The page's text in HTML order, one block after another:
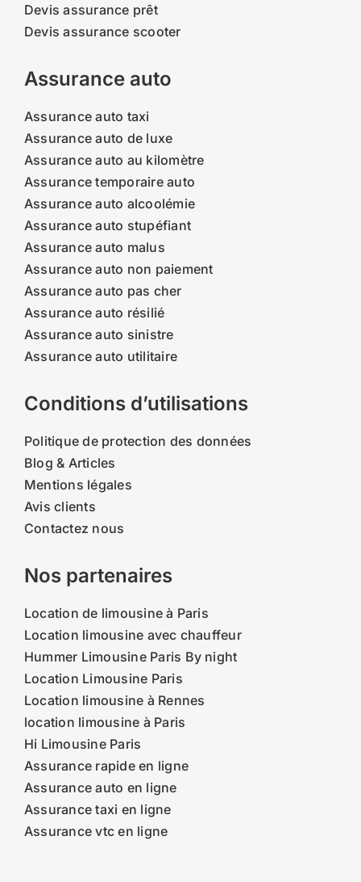
Devis assurance prêt
Devis assurance scooter
Assurance auto
Assurance auto taxi
Assurance auto de luxe
Assurance auto au kilomètre
Assurance temporaire auto
Assurance auto alcoolémie
Assurance auto stupéfiant
Assurance auto malus
Assurance auto non paiement
Assurance auto pas cher
Assurance auto résilié
Assurance auto sinistre
Assurance auto utilitaire
Conditions d’utilisations
Politique de protection des données
Blog & Articles
Mentions légales
Avis clients
Contactez nous
Nos partenaires
Location de limousine à Paris
Location limousine avec chauffeur
Hummer Limousine Paris By night
Location Limousine Paris
Location limousine à Rennes
location limousine à Paris
Hi Limousine Paris
Assurance rapide en ligne
Assurance auto en ligne
Assurance taxi en ligne
Assurance vtc en ligne